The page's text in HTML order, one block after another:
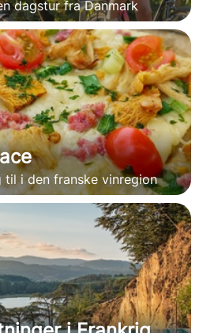
dagstur fra Danmark
i den franske vinregion